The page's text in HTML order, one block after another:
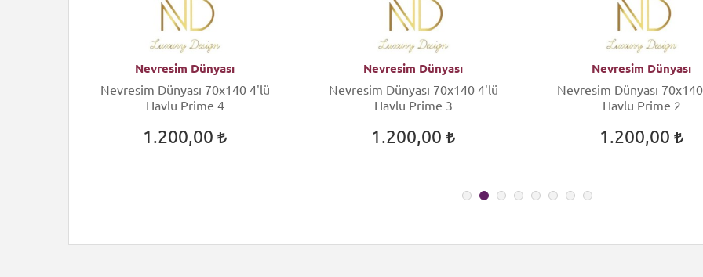
Nevresim Dünyası
Nevresim Dünyası 70x140 4'lü
Havlu Prime 4
1.200,00
Nevresim Dünyası
Nevresim Dünyası 70x140 4'lü
Havlu Prime 3
1.200,00
Nevresim Dünyası
Nevresim Dünyası
Havlu Prime 2
1.200,00